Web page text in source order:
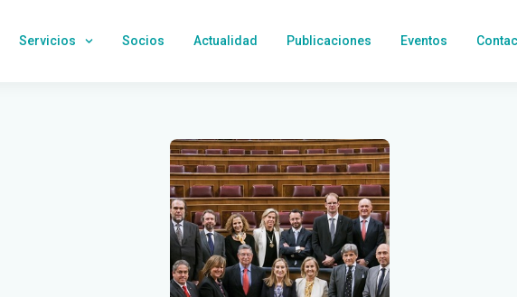
Servicios Socios Actualidad Publicaciones Eventos